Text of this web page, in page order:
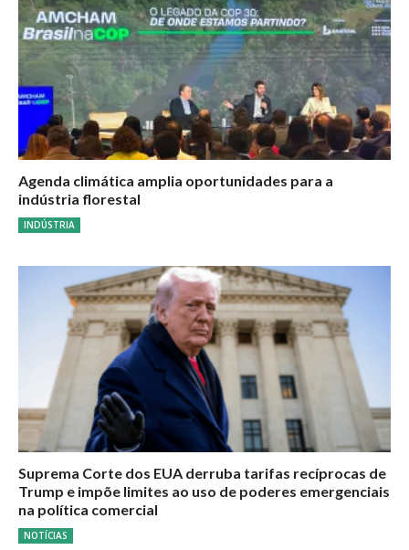
Agenda climática amplia oportunidades para a
indústria florestal
INDÚSTRIA
Suprema Corte dos EUA derruba tarifas recíprocas de
Trump e impõe limites ao uso de poderes emergenciais
na política comercial
NOTÍCIAS